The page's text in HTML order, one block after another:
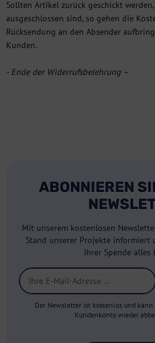
Sollten Artikel zurück geschickt
ausgeschlossen sind, so gehen die
Rücksendung an den Absender
Kunden.
- Ende der Widerrufsbelehrung –
ABONNIEREN
Mit unserem kostenlosen
Stand unserer Projekte informiert
Ihrer Spende alles
Der Newsletter ist kostenlos und
Kundenkonto wieder